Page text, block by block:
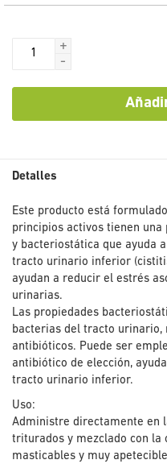
+
-
Detalles
Este producto está
principios activos tienen
y bacteriostática que ayuda
tracto urinario inferior
ayudan a reducir el estrés
urinarias.
Las propiedades
bacterias del tracto urinario,
antibióticos. Puede ser
antibiótico de elección,
tracto urinario inferior.
Uso:
Administre directamente en
triturados y mezclado con la
masticables y muy